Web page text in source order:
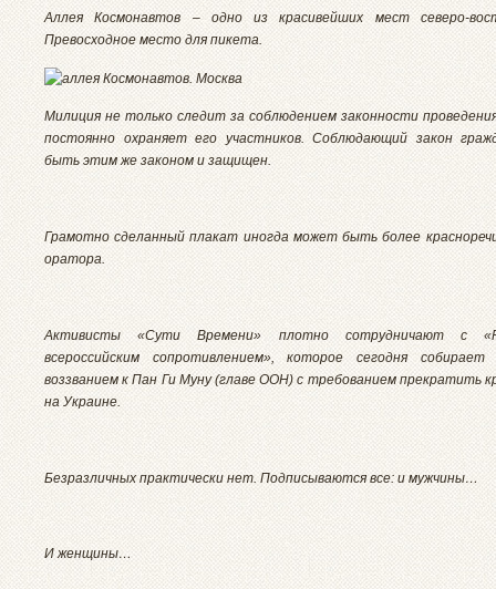
Аллея Космонавтов – одно из красивейших мест северо-
Превосходное место для пикета.
Милиция не только следит за соблюдением законности
постоянно охраняет его участников. Соблюдающий закон
быть этим же законом и защищен.
Грамотно сделанный плакат иногда может быть более
оратора.
Активисты «Сути Времени» плотно сотрудничают с
всероссийским сопротивлением», которое сегодня
воззванием к Пан Ги Муну (главе ООН) с требованием прекратить
на Украине.
Безразличных практически нет. Подписываются все: и мужчины…
И женщины…